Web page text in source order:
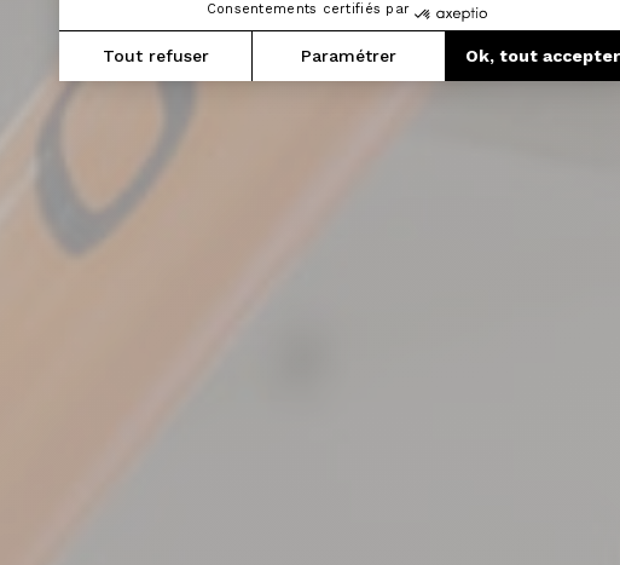
Consentements certifiés par
Tout refuser Paramétrer Ok, tout accepter